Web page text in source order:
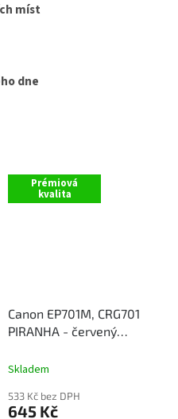
míst
dne
Prémiová
kvalita
Canon EP701M, CRG701
PIRANHA - červený
Skladem
533 Kč bez DPH
645 Kč